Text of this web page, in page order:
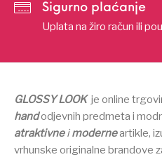
Sigurno plaćanje
Uplata na žiro račun ili
GLOSSY LOOK je online
handodjevnih predmeta i
atraktivneimoderneartikle,
vrhunske originalne brandove